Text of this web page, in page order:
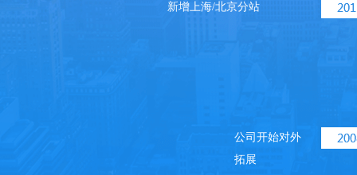
新增上海/北京分站
公司开始对外
拓展